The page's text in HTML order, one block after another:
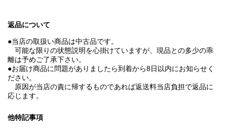
返品について
●当店の取扱い商品は中古品です。
可能な限りの状態説明を心掛けていますが、現品との多少の乖
離は予めご了承下さい。
●お届け商品に問題がありましたら到着から8日以内にお知らせく
ださい。
原因が当店の責に帰するものであれば返送料当店負担で返品に
応じます。
他特記事項